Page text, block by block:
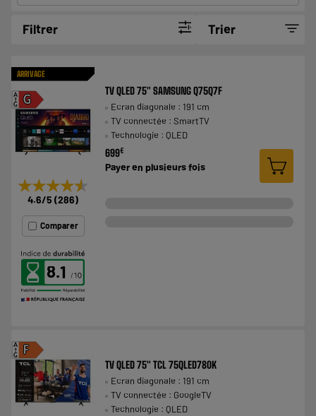
Filtrer Trier
ARRIVAGE
G
A
G
★★★★★
★★★★★
4.6/5 (286)
Comparer
8.1
TV QLED 75" SAMSUNG Q75Q7F
Ecran diagonale : 191 cm
TV connectée : SmartTV
Technologie : QLED
699€
Payer en plusieurs fois
F
A
G
TV QLED 75" TCL 75QLED780K
Ecran diagonale : 191 cm
TV connectée : GoogleTV
Technologie : QLED